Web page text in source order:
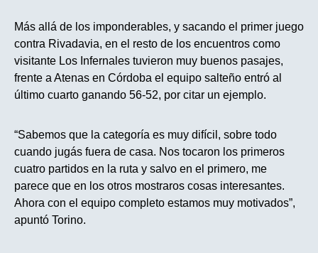
Más allá de los imponderables, y sacando el primer juego
contra Rivadavia, en el resto de los encuentros como
visitante Los Infernales tuvieron muy buenos pasajes,
frente a Atenas en Córdoba el equipo salteño entró al
último cuarto ganando 56-52, por citar un ejemplo.
“Sabemos que la categoría es muy difícil, sobre todo
cuando jugás fuera de casa. Nos tocaron los primeros
cuatro partidos en la ruta y salvo en el primero, me
parece que en los otros mostraros cosas interesantes.
Ahora con el equipo completo estamos muy motivados”,
apuntó Torino.